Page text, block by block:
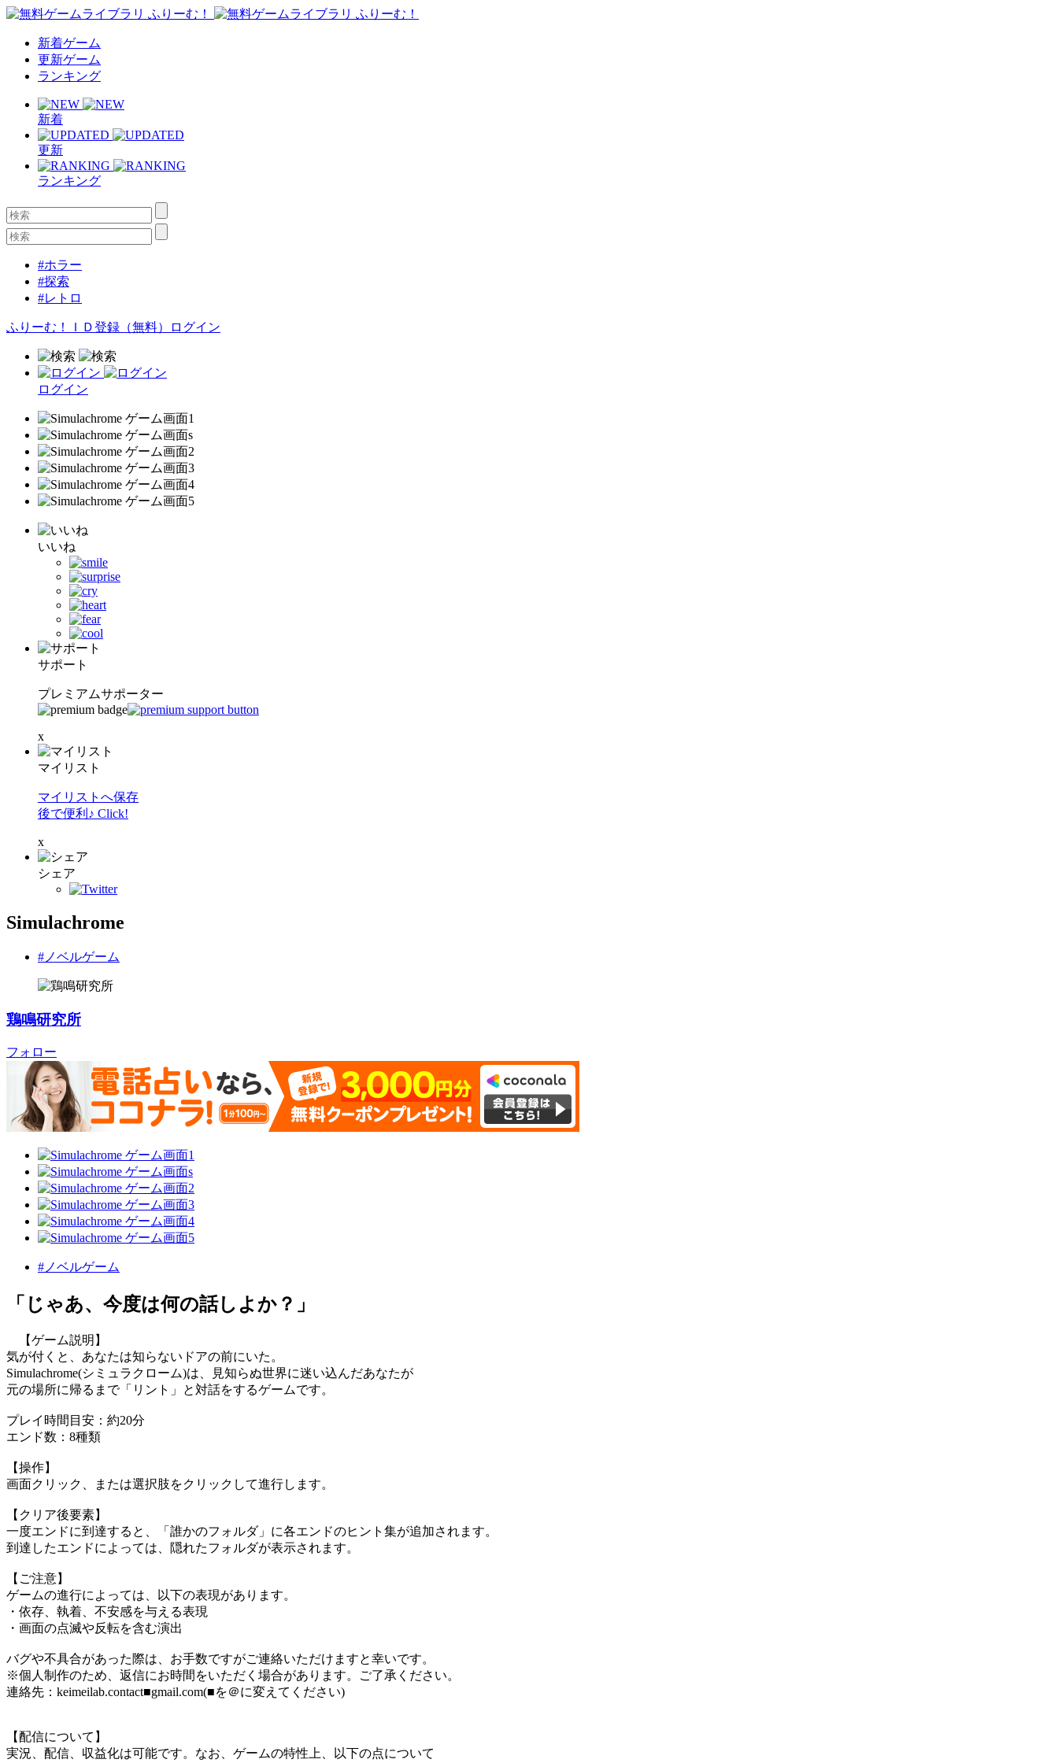
新着ゲーム
更新ゲーム
ランキング
新着
更新
ランキング
#ホラー
#探索
#レトロ
ふりーむ！ＩＤ登録（無料） ログイン
ログイン
いいね
サポート
プレミアムサポーター
x
マイリスト
マイリストへ保存
後で便利♪ Click!
x
シェア
Simulachrome
#ノベルゲーム
鶏鳴研究所
フォロー
#ノベルゲーム
「じゃあ、今度は何の話しよか？」
【ゲーム説明】
気が付くと、あなたは知らないドアの前にいた。
Simulachrome(シミュラクローム)は、見知らぬ世界に迷い込んだあなたが
元の場所に帰るまで「リント」と対話をするゲームです。
プレイ時間目安：約20分
エンド数：8種類
【操作】
画面クリック、または選択肢をクリックして進行します。
【クリア後要素】
一度エンドに到達すると、「誰かのフォルダ」に各エンドのヒント集が追加されます。
到達したエンドによっては、隠れたフォルダが表示されます。
【ご注意】
ゲームの進行によっては、以下の表現があります。
・依存、執着、不安感を与える表現
・画面の点滅や反転を含む演出
バグや不具合があった際は、お手数ですがご連絡いただけますと幸いです。
※個人制作のため、返信にお時間をいただく場合があります。ご了承ください。
連絡先：keimeilab.contact■gmail.com(■を＠に変えてください)
【配信について】
実況、配信、収益化は可能です。なお、ゲームの特性上、以下の点について